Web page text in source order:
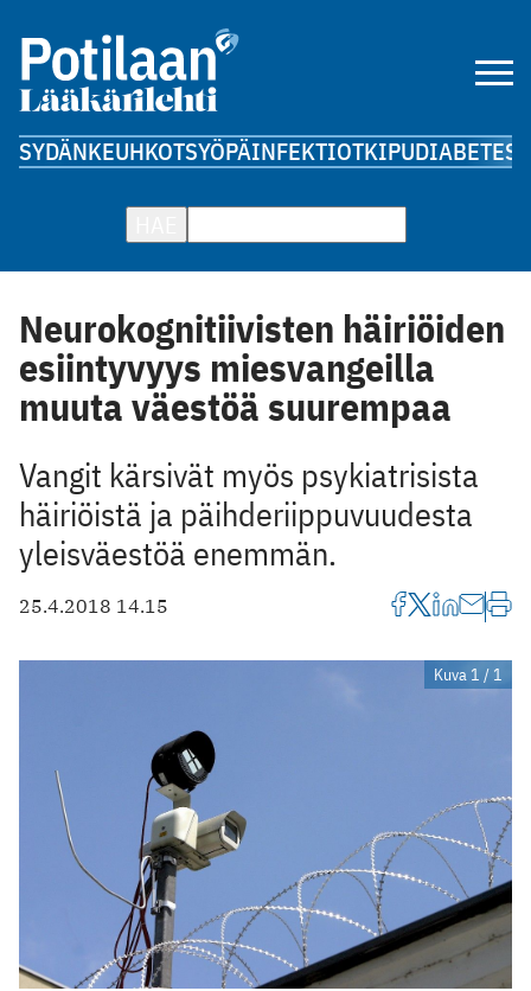
SYDÄNKEUHKOTSYÖPÄINFEKTIOTKIPUDIABETES
Neurokognitiivisten häiriöiden
esiintyvyys miesvangeilla
muuta väestöä suurempaa
Vangit kärsivät myös psykiatrisista
häiriöistä ja päihderiippuvuudesta
yleisväestöä enemmän.
25.4.2018 14.15
Kuva 1 / 1